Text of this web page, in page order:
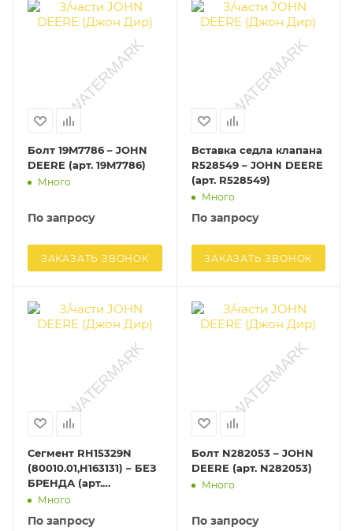
Болт 19M7786 – JOHN
DEERE (арт. 19M7786)
Много
По запросу
ЗАКАЗАТЬ ЗВОНОК
Вставка седла клапана
R528549 – JOHN DEERE
(арт. R528549)
Много
По запросу
ЗАКАЗАТЬ ЗВОНОК
Сегмент RH15329N
(80010.01,H163131) – БЕЗ
БРЕНДА (арт.
RH15329N)
Много
По запросу
Болт N282053 – JOHN
DEERE (арт. N282053)
Много
По запросу